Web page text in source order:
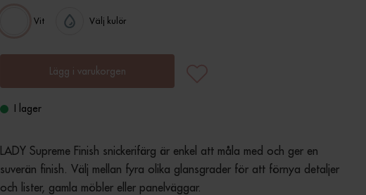
Vit Välj kulör
Lägg i varukorgen
I lager
LADY Supreme Finish snickerifärg är enkel att måla med och ger en
suverän finish. Välj mellan fyra olika glansgrader för att förnya detaljer
och lister, gamla möbler eller panelväggar.